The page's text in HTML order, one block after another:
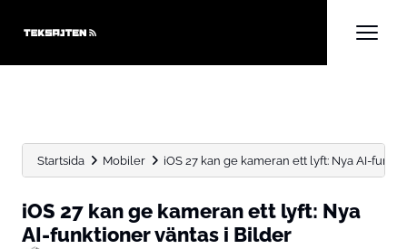
Startsida Mobiler iOS 27 kan ge kameran ett lyft: Nya AI-
iOS 27 kan ge kameran ett lyft: Nya
AI-funktioner väntas i Bilder